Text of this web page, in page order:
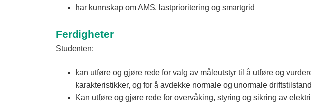
har kunnskap om AMS, lastprioritering og smartgrid
Ferdigheter
Studenten:
kan utføre og gjøre rede for valg av måleutstyr til å utføre og
karakteristikker, og for å avdekke normale og unormale
Kan utføre og gjøre rede for overvåking, styring og sikring av